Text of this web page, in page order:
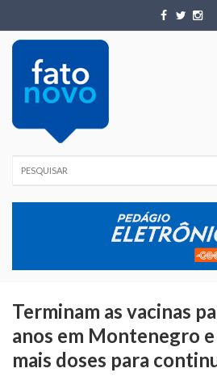
Terminam as vacinas
anos em Montenegro e
mais doses para